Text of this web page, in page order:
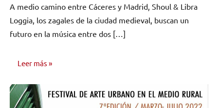
comentarios
A medio camino entre Cáceres y Madrid, Shoul & Libra
Loggia, los zagales de la ciudad medieval, buscan un
futuro en la música entre dos […]
Leer más
ENTREVISTAS